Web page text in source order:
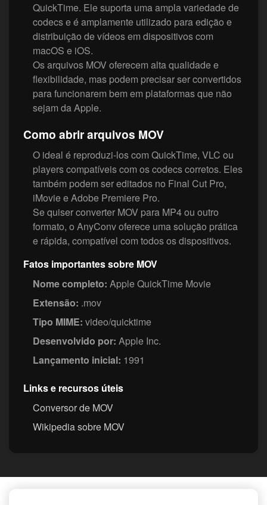
QuickTime. Ele suporta uma ampla variedade de
codecs e é amplamente utilizado para edição e
distribuição de vídeos em dispositivos com
macOS e iOS.
Os arquivos MOV oferecem alta qualidade e
flexibilidade, mas podem precisar ser convertidos
para funcionarem bem em plataformas que não
sejam da Apple.
Como abrir arquivos MOV
O ideal é reproduzi-los com QuickTime, VLC ou
players compatíveis com os codecs corretos. Eles
também podem ser editados no Final Cut Pro,
iMovie e Adobe Premiere Pro.
Se quiser converter MOV para MP4 ou outro
formato, o AnyConv oferece uma solução prática
e rápida, compatível com todos os dispositivos.
Fatos importantes sobre MOV
Nome completo: Apple QuickTime Movie
Extensão: .mov
Tipo MIME: video/quicktime
Desenvolvido por: Apple Inc.
Lançamento inicial: 1991
Links e recursos úteis
Conversor de MOV
Wikipedia sobre MOV